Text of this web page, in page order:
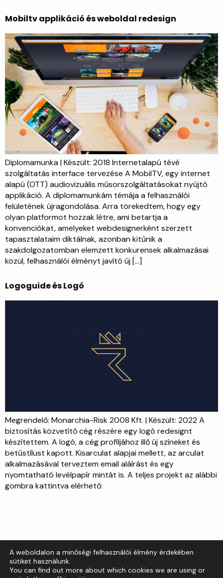
Mobiltv applikáció és weboldal redesign
Diplomamunka | Készült: 2018 Internetalapú tévé
szolgáltatás interface tervezése A MobilTV, egy internet
alapú (OTT) audiovizuális műsorszolgáltatásokat nyújtó
applikáció. A diplomamunkám témája a felhasználói
felületének újragondolása. Arra törekedtem, hogy egy
olyan platformot hozzak létre, ami betartja a
konvenciókat, amelyeket webdesignerként szerzett
tapasztalataim diktálnak, azonban kitűnik a
szakdolgozatomban elemzett konkurensek alkalmazásai
közül, felhasználói élményt javító új […]
Logoguide és Logó
Megrendelő: Monarchia-Risk 2008 Kft. | Készült: 2022 A
biztosítás közvetítő cég részére egy logó redesignt
készítettem. A logó, a cég profiljához illő új színeket és
betűstílust kapott. Kisarculat alapjai mellett, az arculat
alkalmazásával terveztem email aláírást és egy
nyomtatható levélpapír mintát is. A teljes projekt az alábbi
gombra kattintva elérhető:
Grafikai szolgáltatások vállalkozásod részére
A weboldalon a minőségi felhasználói élmény érdekében
sütiket használunk.
You can find out more about which cookies we are using or